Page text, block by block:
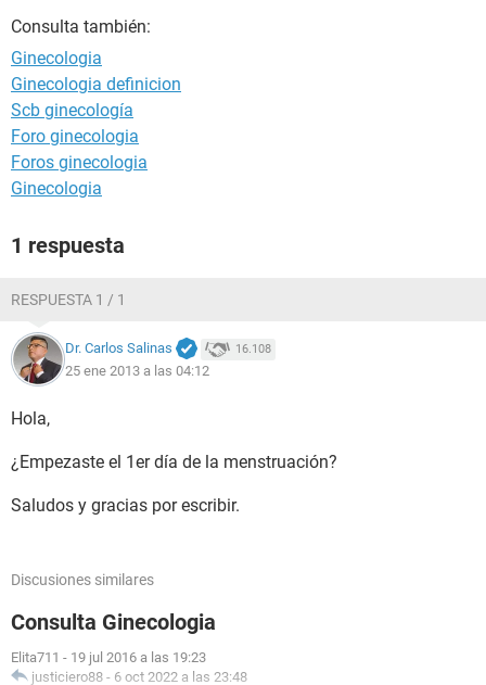
Consulta también:
Ginecologia
Ginecologia definicion
Scb ginecología
Foro ginecologia
Foros ginecologia
Ginecologia
1 respuesta
RESPUESTA 1 / 1
Dr. Carlos Salinas 16.108
25 ene 2013 a las 04:12
Hola,
¿Empezaste el 1er día de la menstruación?
Saludos y gracias por escribir.
Discusiones similares
Consulta Ginecologia
Elita711 - 19 jul 2016 a las 19:23
justiciero88 - 6 oct 2022 a las 23:48